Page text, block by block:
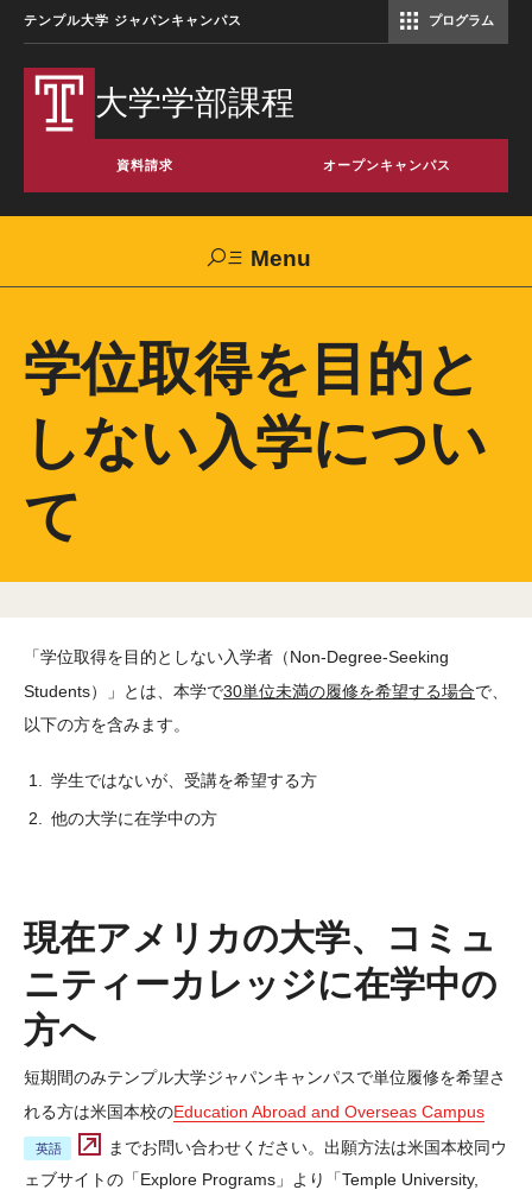
テンプル大学 ジャパンキャンパス プログラム
大学学部課程
資料請求 オープンキャンパス
Menu
TUJへのご支援 交通アクセス お問い合わせ
大学案内
TUJを選ぶ6つの理由
教育システム
国際的なキャンパス
就職サポート
教員紹介
専攻学科
専攻学科一覧
学部課程修了証書プログラム
副専攻一覧（英語）
オナーズ・プログラム（英語）
学位取得を目的と
しない入学につい
て
「学位取得を目的としない入学者（Non-Degree-Seeking
Students）」とは、本学で30単位未満の履修を希望する場合で、
以下の方を含みます。
学生ではないが、受講を希望する方
他の大学に在学中の方
現在アメリカの大学、コミュ
ニティーカレッジに在学中の
方へ
短期間のみテンプル大学ジャパンキャンパスで単位履修を希望さ
れる方は米国本校のEducation Abroad and Overseas Campus
までお問い合わせください。出願方法は米国本校同ウ
ェブサイトの「Explore Programs」より「Temple University,